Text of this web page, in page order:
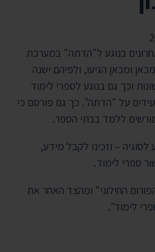
בנוגע ל"הדתה" במערכת
ומכאן הגיעו, ולפיהם ישנה
וכך גם בנוגע לספרי לימוד
על "הדתה". כך גם פורסם כי
ללמד בבתי הספר.
– וזכינו לקבל מידע,
ספרי לימוד.
החילוני" ומהצד האחר את
לימוד".